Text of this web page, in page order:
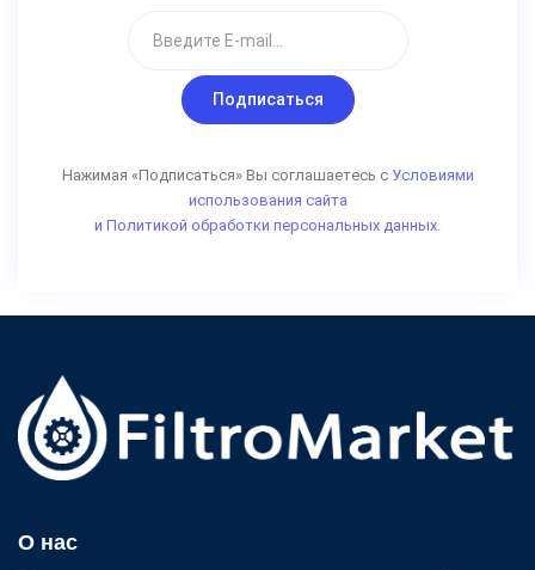
Подписаться
Нажимая «Подписаться» Вы соглашаетесь с Условиями
использования сайта
и Политикой обработки персональных данных.
О нас